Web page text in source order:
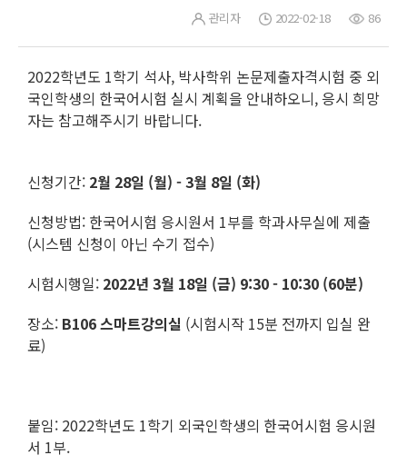
관리자 2022-02-18 86
2022학년도 1학기 석사, 박사학위 논문제출자격시험 중 외
국인학생의 한국어시험 실시 계획을 안내하오니, 응시 희망
자는 참고해주시기 바랍니다.
신청기간: 2월 28일 (월) - 3월 8일 (화)
신청방법: 한국어시험 응시원서 1부를 학과사무실에 제출
(시스템 신청이 아닌 수기 접수)
시험시행일: 2022년 3월 18일 (금) 9:30 - 10:30 (60분)
장소: B106 스마트강의실 (시험시작 15분 전까지 입실 완
료)
붙임: 2022학년도 1학기 외국인학생의 한국어시험 응시원
서 1부.